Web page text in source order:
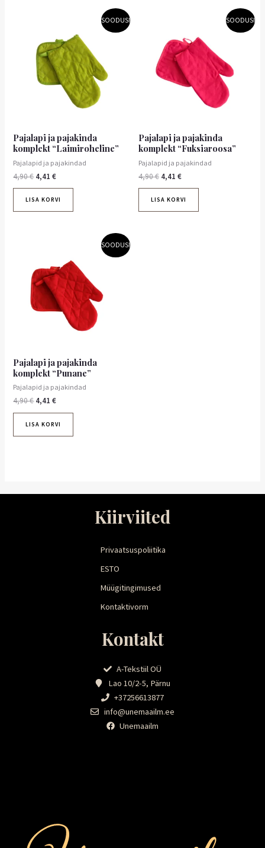
SOODUS!
Pajalapi ja pajakinda
komplekt “Laimiroheline”
Pajalapid ja pajakindad
4,90€
4,90 €.
4,41€
on:
4,41 €.
LISA KORVI
SOODUS!
Pajalapi ja pajakinda
komplekt “Fuksiaroosa”
Pajalapid ja pajakindad
4,90€
4,90 €.
4,41 €
on:
4,41 €.
LISA KORVI
SOODUS!
Pajalapi ja pajakinda
komplekt “Punane”
Pajalapid ja pajakindad
4,90€
4,90 €.
4,41€
on:
4,41 €.
LISA KORVI
Kiirviited
Privaatsuspoliitika
ESTO
Müügitingimused
Kontaktivorm
Kontakt
A-Tekstiil OÜ
Lao 10/2-5, Pärnu
+37256613877
info@unemaailm.ee
Unemaailm